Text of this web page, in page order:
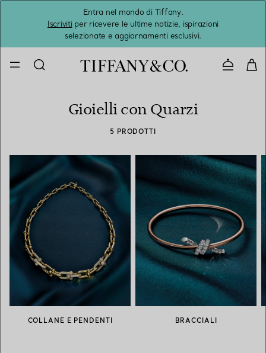
Entra nel mondo di Tiffany.
Iscrivitiper ricevere le ultime notizie, ispirazioni
selezionate e aggiornamenti esclusivi.
Gioielli con Quarzi
5 PRODOTTI
COLLANE E PENDENTI BRACCIALI